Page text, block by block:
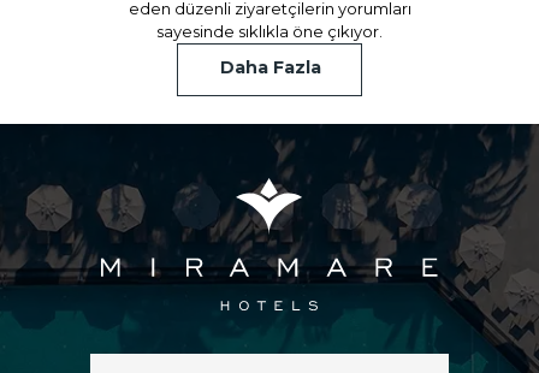
eden düzenli ziyaretçilerin yorumları
sayesinde sıklıkla öne çıkıyor.
Daha Fazla